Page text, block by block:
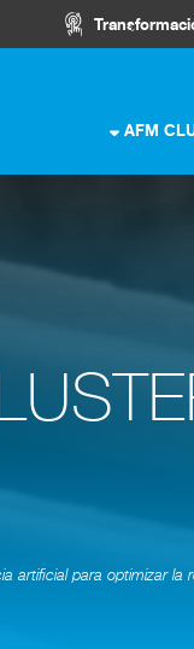
AFM
artificial para optimizar